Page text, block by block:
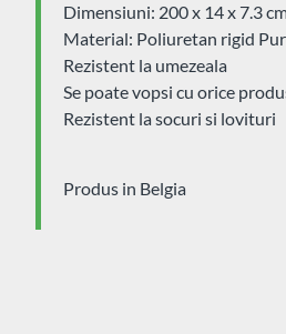
Dimensiuni: 200 x 14 x 7.3
Material: Poliuretan rigid
Rezistent la umezeala
Se poate vopsi cu orice
Rezistent la socuri si lovituri
Produs in Belgia